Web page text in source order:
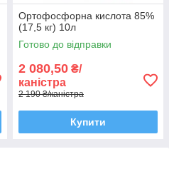
Ортофосфорна кислота 85%
(17,5 кг) 10л
Готово до відправки
2 080,50 ₴/
каністра
2 190 ₴/каністра
Купити